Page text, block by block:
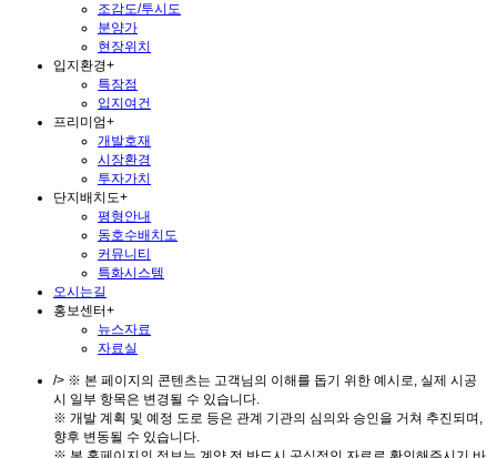
조감도/투시도
분양가
현장위치
입지환경+
특장점
입지여건
프리미엄+
개발호재
시장환경
투자가치
단지배치도+
평형안내
동호수배치도
커뮤니티
특화시스템
오시는길
홍보센터+
뉴스자료
자료실
/> ※ 본 페이지의 콘텐츠는 고객님의 이해를 돕기 위한 예시로, 실제 시공
시 일부 항목은 변경될 수 있습니다.
※ 개발 계획 및 예정 도로 등은 관계 기관의 심의와 승인을 거쳐 추진되며,
향후 변동될 수 있습니다.